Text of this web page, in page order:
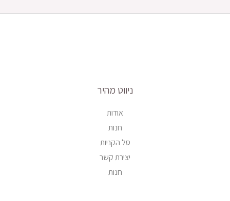
ניווט מהיר
אודות
חנות
סל הקניות
יצירת קשר
חנות